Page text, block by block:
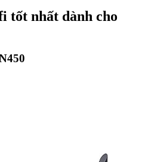
tốt nhất dành cho